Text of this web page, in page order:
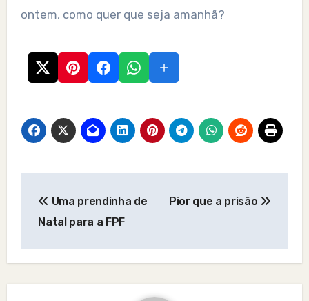
ontem, como quer que seja amanhã?
navigation
Uma prendinha de
Natal para a FPF
Pior que a prisão